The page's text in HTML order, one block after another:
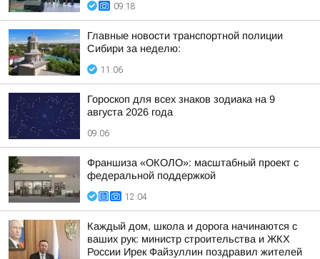
09:18
Главные новости транспортной полиции
Сибири за неделю:
11:06
Гороскоп для всех знаков зодиака на 9
августа 2026 года
09:06
Франшиза «ОКОЛО»: масштабный проект с
федеральной поддержкой
12:04
Каждый дом, школа и дорога начинаются с
ваших рук: министр строительства и ЖКХ
России Ирек Файзуллин поздравил жителей